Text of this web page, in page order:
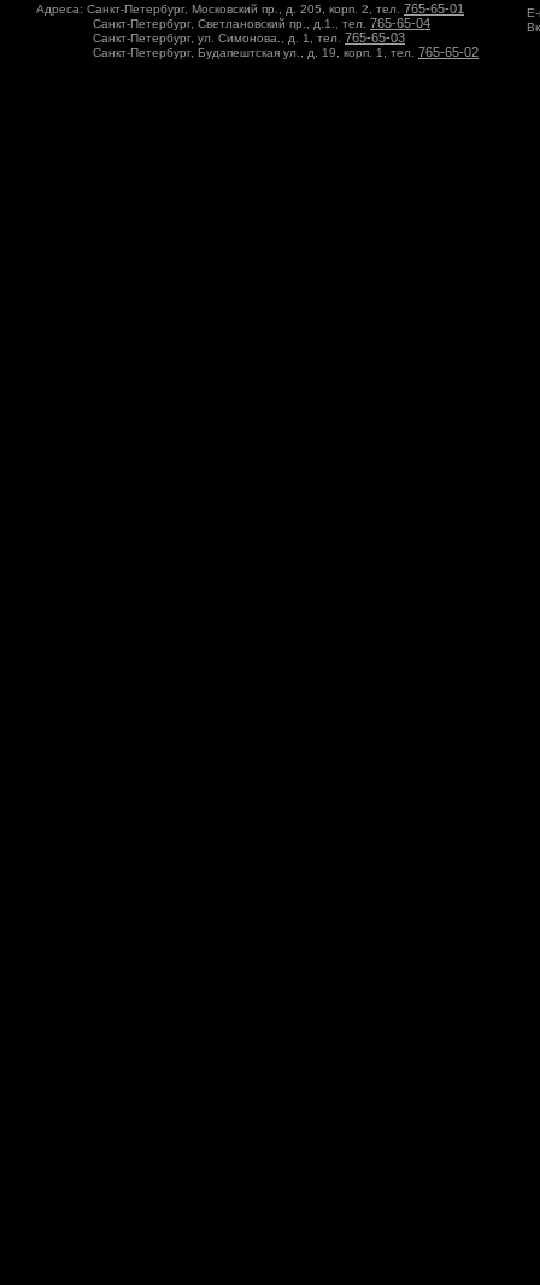
Адреса: Санкт-Петербург, Московский пр., д. 205, корп. 2, тел. 765-65-01
Санкт-Петербург, Светлановский пр., д.1., тел. 765-65-04
Санкт-Петербург, ул. Симонова., д. 1, тел. 765-65-03
Санкт-Петербург, Будапештская ул., д. 19, корп. 1, тел. 765-65-02